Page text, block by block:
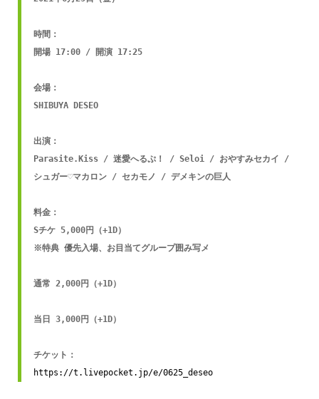
時間：
開場 17:00 / 開演 17:25
会場：
SHIBUYA DESEO
出演：
Parasite.Kiss / 迷愛へるぷ！ / Seloi / おやすみセカイ /
シュガー♡マカロン / セカモノ / デメキンの巨人
料金：
Sチケ 5,000円（+1D）
※特典 優先入場、お目当てグループ囲み写メ
通常 2,000円（+1D）
当日 3,000円（+1D）
https://t.livepocket.jp/e/0625_deseo